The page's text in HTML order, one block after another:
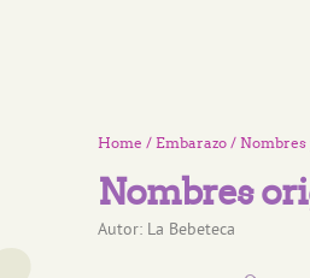
Home / Embarazo / Nombres
Nombres
Autor: La Bebeteca